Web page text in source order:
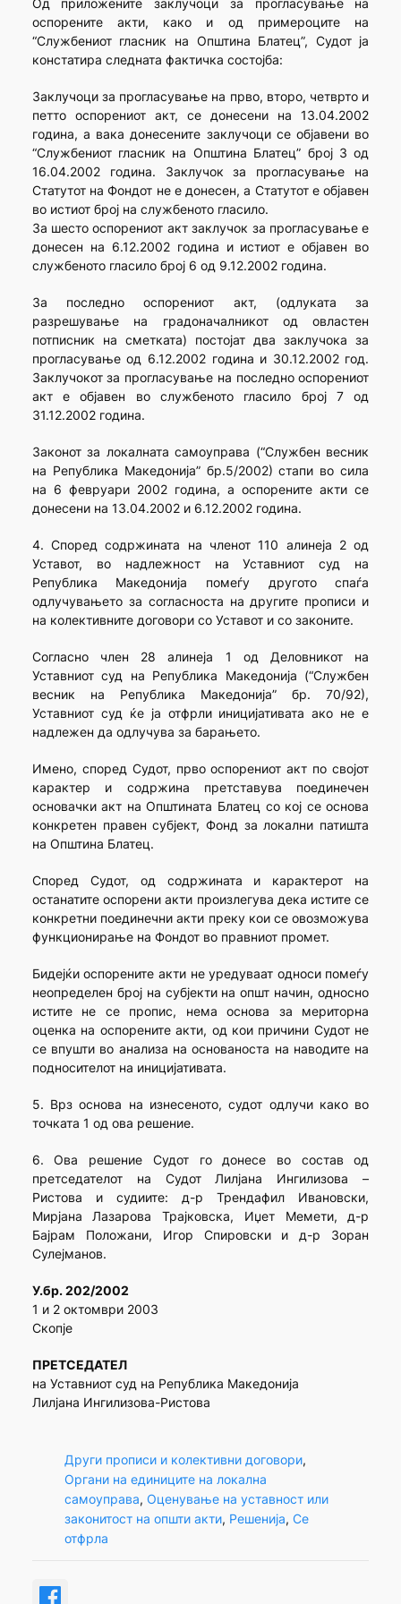
Од приложените заклучоци за прогласување на
оспорените акти, како и од примероците на
“Службениот гласник на Општина Блатец”, Судот ја
констатира следната фактичка состојба:
Заклучоци за прогласување на прво, второ, четврто и
петто оспорениот акт, се донесени на 13.04.2002
година, а вака донесените заклучоци се објавени во
“Службениот гласник на Општина Блатец” број 3 од
16.04.2002 година. Заклучок за прогласување на
Статутот на Фондот не е донесен, а Статутот е објавен
во истиот број на службеното гласило.
За шесто оспорениот акт заклучок за прогласување е
донесен на 6.12.2002 година и истиот е објавен во
службеното гласило број 6 од 9.12.2002 година.
За последно оспорениот акт, (одлуката за
разрешување на градоначалникот од овластен
потписник на сметката) постојат два заклучока за
прогласување од 6.12.2002 година и 30.12.2002 год.
Заклучокот за прогласување на последно оспорениот
акт е објавен во службеното гласило број 7 од
31.12.2002 година.
Законот за локалната самоуправа (“Службен весник
на Република Македонија” бр.5/2002) стапи во сила
на 6 февруари 2002 година, а оспорените акти се
донесени на 13.04.2002 и 6.12.2002 година.
4. Според содржината на членот 110 алинеја 2 од
Уставот, во надлежност на Уставниот суд на
Република Македонија помеѓу другото спаѓа
одлучувањето за согласноста на другите прописи и
на колективните договори со Уставот и со законите.
Согласно член 28 алинеја 1 од Деловникот на
Уставниот суд на Република Македонија (“Службен
весник на Република Македонија” бр. 70/92),
Уставниот суд ќе ја отфрли иницијативата ако не е
надлежен да одлучува за барањето.
Имено, според Судот, прво оспорениот акт по својот
карактер и содржина претставува поединечен
основачки акт на Општината Блатец со кој се основа
конкретен правен субјект, Фонд за локални патишта
на Општина Блатец.
Според Судот, од содржината и карактерот на
останатите оспорени акти произлегува дека истите се
конкретни поединечни акти преку кои се овозможува
функционирање на Фондот во правниот промет.
Бидејќи оспорените акти не уредуваат односи помеѓу
неопределен број на субјекти на општ начин, односно
истите не се пропис, нема основа за мериторна
оценка на оспорените акти, од кои причини Судот не
се впушти во анализа на основаноста на наводите на
подносителот на иницијативата.
5. Врз основа на изнесеното, судот одлучи како во
точката 1 од ова решение.
6. Ова решение Судот го донесе во состав од
претседателот на Судот Лилјана Ингилизова –
Ристова и судиите: д-р Трендафил Ивановски,
Мирјана Лазарова Трајковска, Иџет Мемети, д-р
Бајрам Положани, Игор Спировски и д-р Зоран
Сулејманов.
У.бр. 202/2002
1 и 2 октомври 2003
Скопје
ПРЕТСЕДАТЕЛ
на Уставниот суд на Република Македонија
Лилјана Ингилизова-Ристова
Други прописи и колективни договори
Органи на единиците на локална
самоуправа, Оценување на уставност или
законитост на општи акти, Решенија, Се
отфрла